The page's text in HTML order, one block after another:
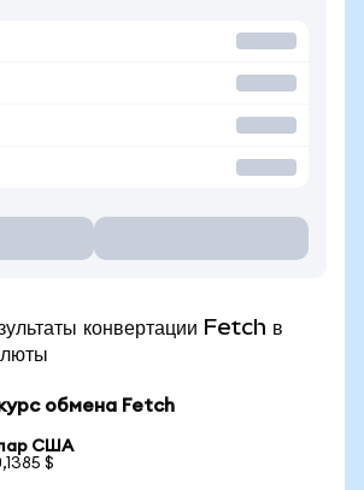
конвертации Fetch в
обмена Fetch
США
$